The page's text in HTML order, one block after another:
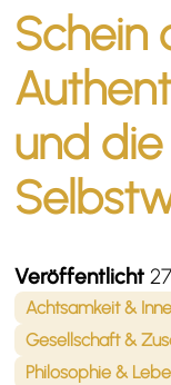
Schein
und
Veröffentlicht
Achtsamkeit &
Gesellschaft &
Philosophie &